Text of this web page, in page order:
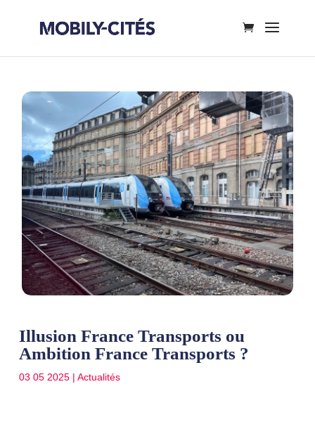
Illusion France Transports ou
Ambition France Transports ?
03 05 2025| Actualités